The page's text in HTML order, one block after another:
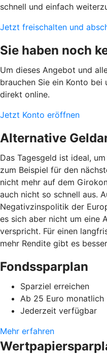
schnell und einfach
Jetzt freischalten und
Sie haben noch
Um dieses Angebot und
brauchen Sie ein Konto bei
direkt online.
Jetzt Konto eröffnen
Alternative
Das Tagesgeld ist ideal,
zum Beispiel für den
nicht mehr auf dem
auch nicht so schnell aus.
Negativzinspolitik der
es sich aber nicht um eine
verspricht. Für einen
mehr Rendite gibt es
Fondssparplan
Sparziel erreichen
Ab 25 Euro monatlich
Jederzeit verfügbar
Mehr erfahren